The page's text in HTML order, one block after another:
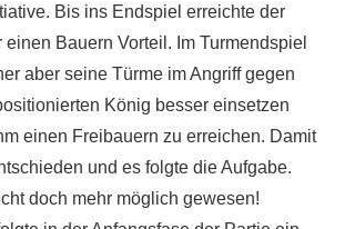
Bis ins Endspiel erreichte der
einen Bauern Vorteil. Im Turmendspiel
aber seine Türme im Angriff gegen
König besser einsetzen
einen Freibauern zu erreichen. Damit
und es folgte die Aufgabe.
doch mehr möglich gewesen!